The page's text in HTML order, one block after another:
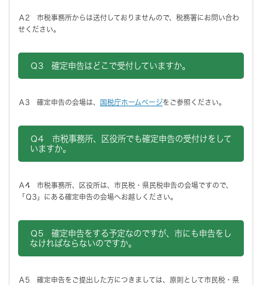
Ａ2 市税事務所からは送付しておりませんので、税務署にお問い合わ
せください。
Ｑ3 確定申告はどこで受付していますか。
Ａ3 確定申告の会場は、 国税庁ホームページをご参照ください。
Ｑ4
市税事務所、区役所でも確定申告の受付けをして
いますか。
Ａ4 市税事務所、区役所は、市民税・県民税申告の会場ですので、
「Ｑ3」にある確定申告の会場へお越しください。
Ｑ5 確定申告をする予定なのですが、市にも申告をし
なければならないのですか。
Ａ5 確定申告をご提出した方につきましては、原則として市民税・県